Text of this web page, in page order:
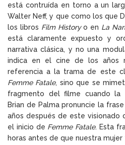
está contruída en torno a un
Walter Neff, y que como los que
los libros Film Historyo en La
está claramente expuesto y
narrativa clásica, y no una
indica en el cine de los años
referencia a la trama de este
Femme Fatale, sino que se
fragmento del filme cuando la
Brian de Palma pronuncie la frase
años después de este visionado
el inicio de Femme Fatale. Esta
horas antes de que nuestra